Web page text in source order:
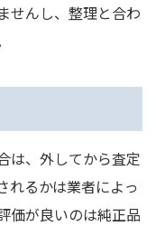
せんし、整理と合わ
は、外してから査定
れるかは業者によっ
価が良いのは純正品